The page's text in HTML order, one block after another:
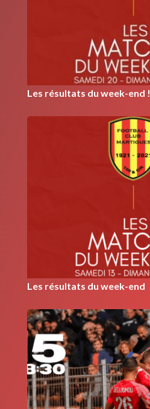
Les résultats du week-end !
Les résultats du week-end